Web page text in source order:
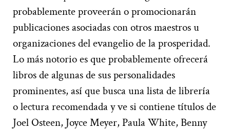
probablemente proveerán o promocionarán
publicaciones asociadas con otros maestros u
organizaciones del evangelio de la prosperidad.
Lo más notorio es que probablemente ofrecerá
libros de algunas de sus personalidades
prominentes, así que busca una lista de librería
o lectura recomendada y ve si contiene títulos de
Joel Osteen, Joyce Meyer, Paula White, Benny